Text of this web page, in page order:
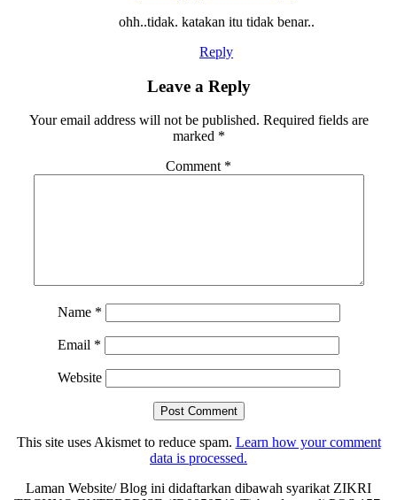
ohh..tidak. katakan itu tidak benar..
Reply
Leave a Reply
Your email address will not be published. Required fields are
marked *
Comment *
Name *
Email *
Website
This site uses Akismet to reduce spam. Learn how your comment
data is processed.
Laman Website/ Blog ini didaftarkan dibawah syarikat ZIKRI